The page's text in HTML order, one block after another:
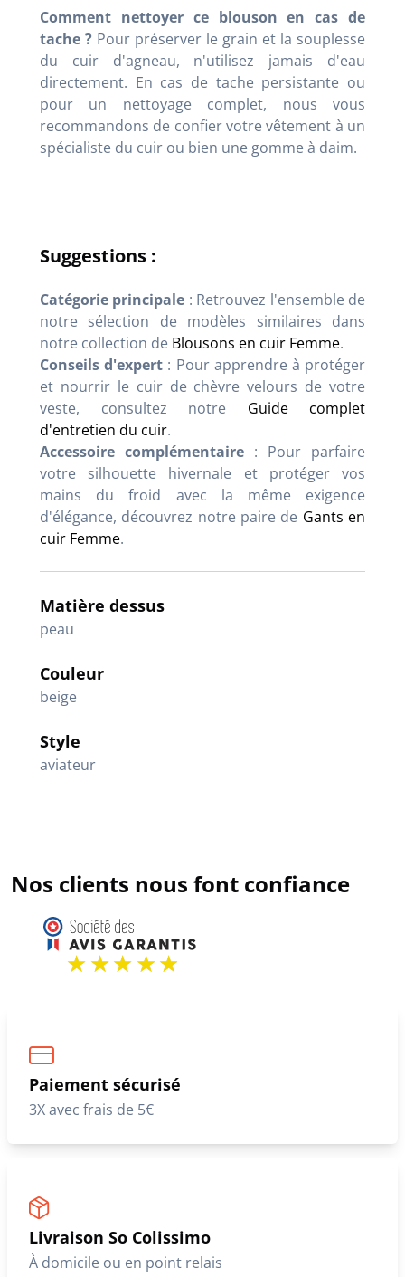
Comment nettoyer ce blouson en cas de
tache ? Pour préserver le grain et la souplesse
du cuir d'agneau, n'utilisez jamais d'eau
directement. En cas de tache persistante ou
pour un nettoyage complet, nous vous
recommandons de confier votre vêtement à un
spécialiste du cuir ou bien une gomme à daim.
Suggestions :
Catégorie principale : Retrouvez l'ensemble de
notre sélection de modèles similaires dans
notre collection de Blousons en cuir Femme.
Conseils d'expert : Pour apprendre à protéger
et nourrir le cuir de chèvre velours de votre
veste, consultez notre Guide complet
d'entretien du cuir.
Accessoire complémentaire : Pour parfaire
votre silhouette hivernale et protéger vos
mains du froid avec la même exigence
d'élégance, découvrez notre paire de Gants en
cuir Femme.
Matière dessus
peau
Couleur
beige
Style
aviateur
Nos clients nous font confiance
Paiement sécurisé
3X avec frais de 5€
Livraison So Colissimo
À domicile ou en point relais